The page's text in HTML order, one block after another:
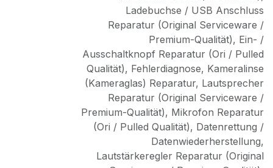
Ladebuchse / USB Anschluss
Reparatur (Original Serviceware /
Premium-Qualität), Ein- /
Ausschaltknopf Reparatur (Ori / Pulled
Qualität), Fehlerdiagnose, Kameralinse
(Kameraglas) Reparatur, Lautsprecher
Reparatur (Original Serviceware /
Premium-Qualität), Mikrofon Reparatur
(Ori / Pulled Qualität), Datenrettung /
Datenwiederherstellung,
Lautstärkeregler Reparatur (Original